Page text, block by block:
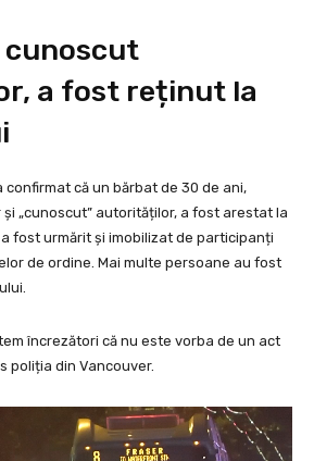
cunoscut
a fost reținut la
confirmat că un bărbat de 30 de ani,
„cunoscut” autorităților, a fost arestat la
fost urmărit și imobilizat de participanți
de ordine. Mai multe persoane au fost
încrezători că nu este vorba de un act
poliția din Vancouver.